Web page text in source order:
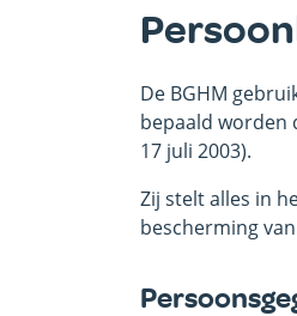
De BGHM
bepaald worden
17 juli 2003).
Zij stelt alles in
bescherming